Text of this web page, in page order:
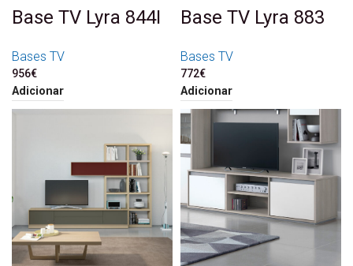
Base TV Lyra 844I
Bases TV
956€
Adicionar
Base TV Lyra 883
Bases TV
772€
Adicionar